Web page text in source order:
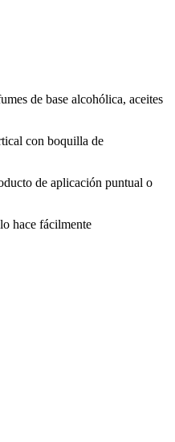
de base alcohólica, aceites
con boquilla de
de aplicación puntual o
hace fácilmente